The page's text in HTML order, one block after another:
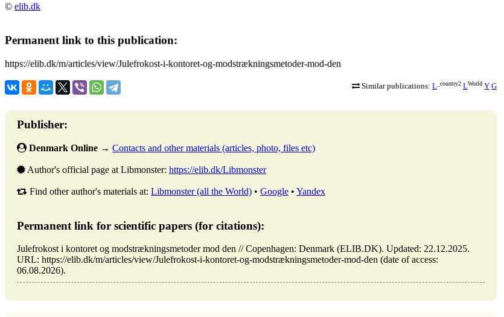
© elib.dk
Permanent link to this publication:
https://elib.dk/m/articles/view/Julefrokost-i-kontoret-og-modstrækningsmetoder-mod-den
Similar publications: L _country2 LWorld Y G
Publisher:
Denmark Online → Contacts and other materials (articles, photo, files etc)
Author's official page at Libmonster: https://elib.dk/Libmonster
Find other author's materials at: Libmonster (all the World) • Google • Yandex
Permanent link for scientific papers (for citations):
Julefrokost i kontoret og modstrækningsmetoder mod den // Copenhagen: Denmark (ELIB.DK). Updated: 22.12.2025.
URL: https://elib.dk/m/articles/view/Julefrokost-i-kontoret-og-modstrækningsmetoder-mod-den (date of access:
06.08.2026).